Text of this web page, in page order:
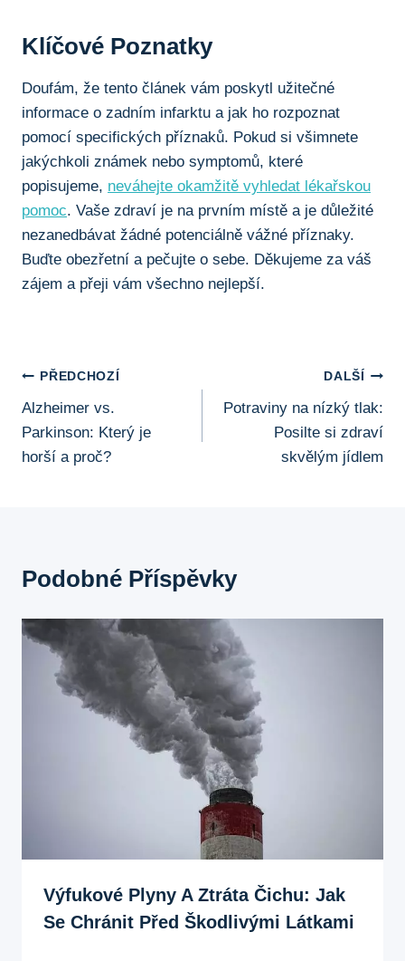
Klíčové Poznatky
Doufám, že tento článek vám poskytl užitečné
informace o zadním infarktu a jak ho rozpoznat
pomocí specifických příznaků. Pokud si všimnete
jakýchkoli známek nebo symptomů, které
popisujeme, neváhejte okamžitě vyhledat lékařskou
pomoc. Vaše zdraví je na prvním místě a je důležité
nezanedbávat žádné potenciálně vážné příznaky.
Buďte obezřetní a pečujte o sebe. Děkujeme za váš
zájem a přeji vám všechno nejlepší.
Navigace
Pro
Příspěvek
PŘEDCHOZÍ
Alzheimer vs.
Parkinson: Který je
horší a proč?
DALŠÍ
Potraviny na nízký tlak:
Posilte si zdraví
skvělým jídlem
Podobné Příspěvky
Výfukové Plyny A Ztráta Čichu: Jak
Se Chránit Před Škodlivými Látkami